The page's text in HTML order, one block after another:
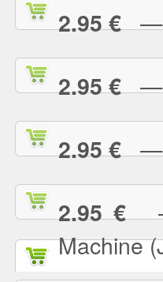
2.95 €—
2.95 €—
2.95 €—
2.95 €—
Machine